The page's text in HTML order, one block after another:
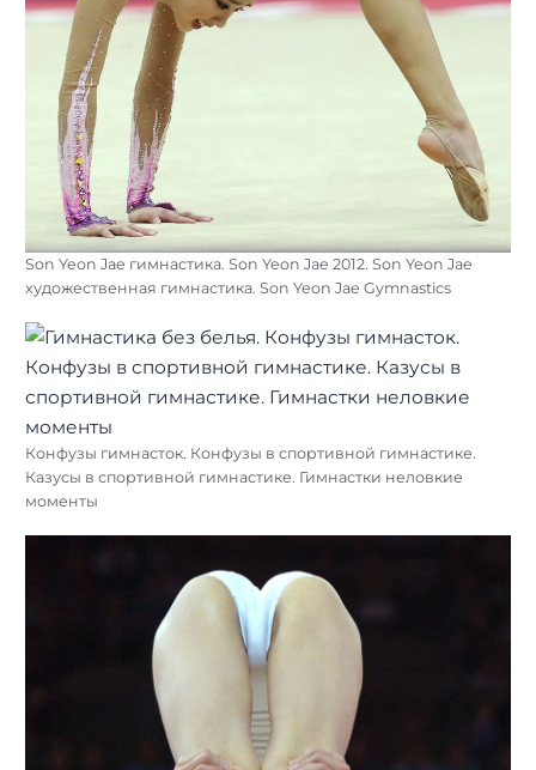
Son Yeon Jae гимнастика. Son Yeon Jae 2012. Son Yeon Jae
художественная гимнастика. Son Yeon Jae Gymnastics
Конфузы гимнасток. Конфузы в спортивной гимнастике.
Казусы в спортивной гимнастике. Гимнастки неловкие
моменты